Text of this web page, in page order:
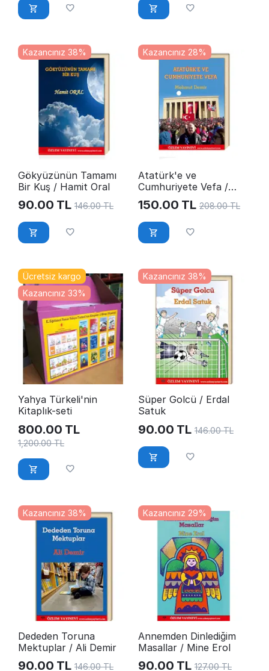
Kazancınız 38%
Gökyüzünün Tamamı
Bir Kuş / Hamit Oral
90.00 TL 146.00 TL
Kazancınız 28%
Atatürk'e ve
Cumhuriyete Vefa /
Mahmut Demir
150.00 TL 208.00 TL
Ücretsiz kargo
Kazancınız 33%
Yahya Türkeli'nin
Kitaplık-seti
800.00 TL
1,200.00 TL
Kazancınız 38%
Süper Golcü / Erdal
Satuk
90.00 TL 146.00 TL
Kazancınız 38%
Dededen Toruna
Mektuplar / Ali Demir
90.00 TL 146.00 TL
Kazancınız 29%
Annemden Dinlediğim
Masallar / Mine Erol
90.00 TL 127.00 TL